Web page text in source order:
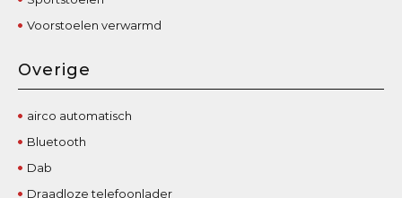
Voorstoelen verwarmd
Overige
airco automatisch
Bluetooth
Dab
Draadloze telefoonlader